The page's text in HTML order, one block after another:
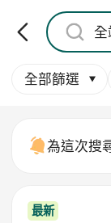
全部篩選
為這次搜
最新